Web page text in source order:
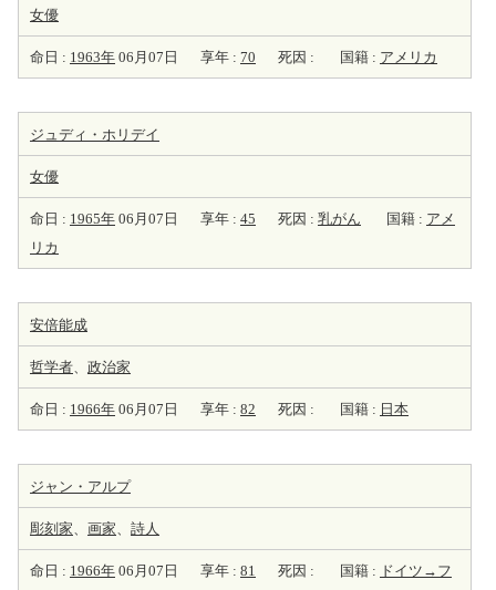
女優
命日 : 1963年 06月07日 享年 : 70 死因 : 国籍 : アメリカ
ジュディ・ホリデイ
女優
命日 : 1965年 06月07日 享年 : 45 死因 : 乳がん 国籍 : アメ
リカ
安倍能成
哲学者、 政治家
命日 : 1966年 06月07日 享年 : 82 死因 : 国籍 : 日本
ジャン・アルプ
彫刻家、 画家、 詩人
命日 : 1966年 06月07日 享年 : 81 死因 : 国籍 : ドイツ→フ